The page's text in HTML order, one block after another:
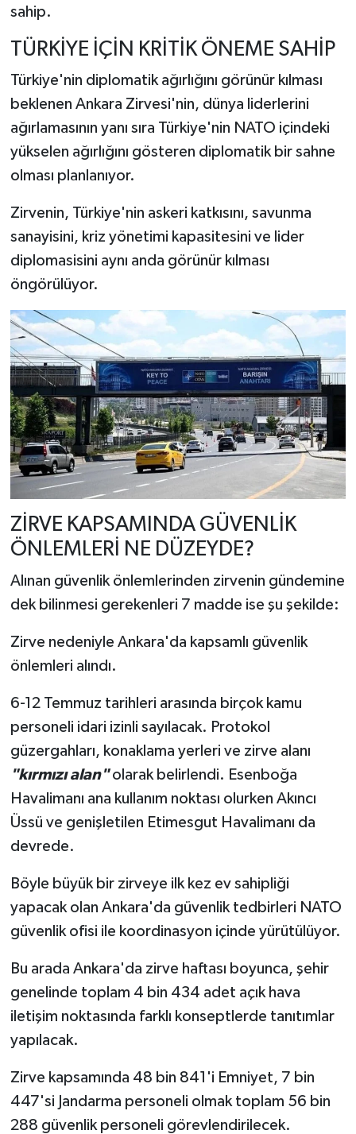
sahip.
TÜRKİYE İÇİN KRİTİK ÖNEME SAHİP
Türkiye'nin diplomatik ağırlığını görünür kılması
beklenen Ankara Zirvesi'nin, dünya liderlerini
ağırlamasının yanı sıra Türkiye'nin NATO içindeki
yükselen ağırlığını gösteren diplomatik bir sahne
olması planlanıyor.
Zirvenin, Türkiye'nin askeri katkısını, savunma
sanayisini, kriz yönetimi kapasitesini ve lider
diplomasisini aynı anda görünür kılması
öngörülüyor.
ZİRVE KAPSAMINDA GÜVENLİK
ÖNLEMLERİ NE DÜZEYDE?
Alınan güvenlik önlemlerinden zirvenin gündemine
dek bilinmesi gerekenleri 7 madde ise şu şekilde:
Zirve nedeniyle Ankara'da kapsamlı güvenlik
önlemleri alındı.
6-12 Temmuz tarihleri arasında birçok kamu
personeli idari izinli sayılacak. Protokol
güzergahları, konaklama yerleri ve zirve alanı
"kırmızı alan"olarak belirlendi. Esenboğa
Havalimanı ana kullanım noktası olurken Akıncı
Üssü ve genişletilen Etimesgut Havalimanı da
devrede.
Böyle büyük bir zirveye ilk kez ev sahipliği
yapacak olan Ankara'da güvenlik tedbirleri NATO
güvenlik ofisi ile koordinasyon içinde yürütülüyor.
Bu arada Ankara'da zirve haftası boyunca, şehir
genelinde toplam 4 bin 434 adet açık hava
iletişim noktasında farklı konseptlerde tanıtımlar
yapılacak.
Zirve kapsamında 48 bin 841'i Emniyet, 7 bin
447'si Jandarma personeli olmak toplam 56 bin
288 güvenlik personeli görevlendirilecek.